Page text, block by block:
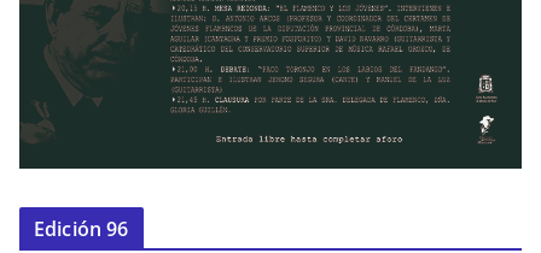
Edición 96